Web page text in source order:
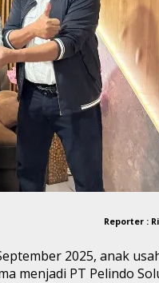
Reporter :
2025, anak
menjadi PT Pelindo